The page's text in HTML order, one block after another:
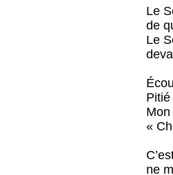
Le
de
Le
«
ne